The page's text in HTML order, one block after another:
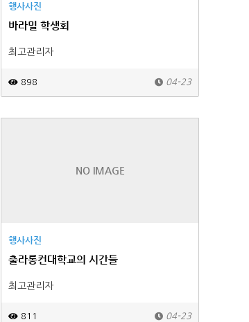
행사사진
바라밀 학생회
최고관리자
898 04-23
NO IMAGE
행사사진
출라롱컨대학교의 시간들
최고관리자
811 04-23